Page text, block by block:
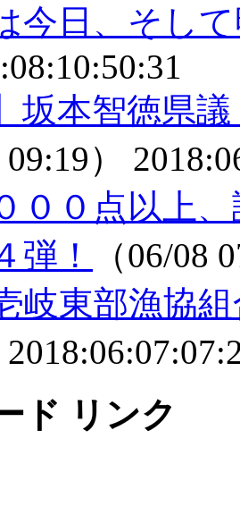
今日、そし
坂本智徳県
09:19）
００点以上
弾！
（06/08
岐東部漁協
ド リンク